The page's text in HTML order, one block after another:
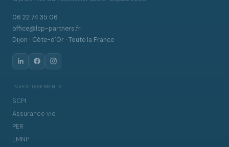
06 22 74 35 06
office@lcp-partners.fr
Dijon · Côte-d'Or · Toute la France
INVESTISSEMENTS
SCPI
Assurance vie
PER
LMNP